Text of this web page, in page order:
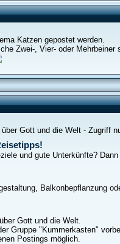
Katzen gepostet werden.
Zwei-, Vier- oder Mehrbeiner
Gott und die Welt - Zugriff
und gute Unterkünfte?
Balkonbepflanzung
Gott und die Welt.
Gruppe "Kummerkasten"
Postings möglich.